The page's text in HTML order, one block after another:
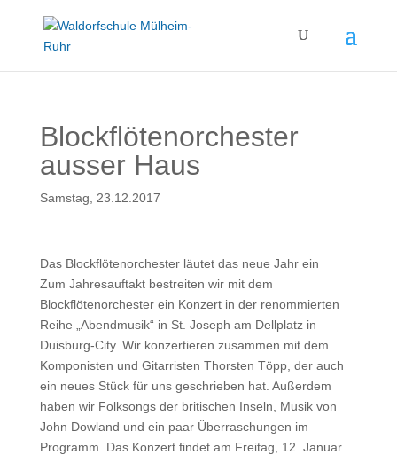
Blockflötenorchester
ausser Haus
Samstag, 23.12.2017
Das Blockflötenorchester läutet das neue Jahr ein
Zum Jahresauftakt bestreiten wir mit dem
Blockflötenorchester ein Konzert in der renommierten
Reihe „Abendmusik“ in St. Joseph am Dellplatz in
Duisburg-City. Wir konzertieren zusammen mit dem
Komponisten und Gitarristen Thorsten Töpp, der auch
ein neues Stück für uns geschrieben hat. Außerdem
haben wir Folksongs der britischen Inseln, Musik von
John Dowland und ein paar Überraschungen im
Programm. Das Konzert findet am Freitag, 12. Januar